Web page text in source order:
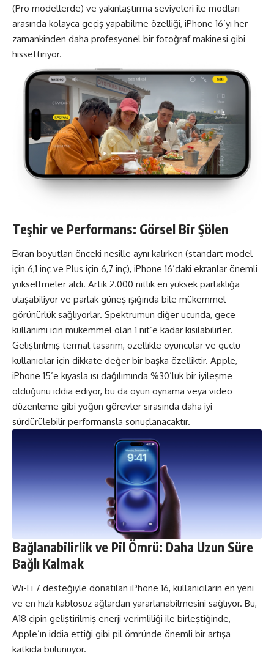
(Pro modellerde) ve yakınlaştırma seviyeleri ile modları
arasında kolayca geçiş yapabilme özelliği, iPhone 16’yı her
zamankinden daha profesyonel bir fotoğraf makinesi gibi
hissettiriyor.
Teşhir ve Performans: Görsel Bir Şölen
Ekran boyutları önceki nesille aynı kalırken (standart model
için 6,1 inç ve Plus için 6,7 inç), iPhone 16’daki ekranlar önemli
yükseltmeler aldı. Artık 2.000 nitlik en yüksek parlaklığa
ulaşabiliyor ve parlak güneş ışığında bile mükemmel
görünürlük sağlıyorlar. Spektrumun diğer ucunda, gece
kullanımı için mükemmel olan 1 nit’e kadar kısılabilirler.
Geliştirilmiş termal tasarım, özellikle oyuncular ve güçlü
kullanıcılar için dikkate değer bir başka özelliktir. Apple,
iPhone 15’e kıyasla ısı dağılımında %30’luk bir iyileşme
olduğunu iddia ediyor, bu da oyun oynama veya video
düzenleme gibi yoğun görevler sırasında daha iyi
sürdürülebilir performansla sonuçlanacaktır.
Bağlanabilirlik ve Pil Ömrü: Daha Uzun Süre
Bağlı Kalmak
Wi-Fi 7 desteğiyle donatılan iPhone 16, kullanıcıların en yeni
ve en hızlı kablosuz ağlardan yararlanabilmesini sağlıyor. Bu,
A18 çipin geliştirilmiş enerji verimliliği ile birleştiğinde,
Apple’ın iddia ettiği gibi pil ömründe önemli bir artışa
katkıda bulunuyor.